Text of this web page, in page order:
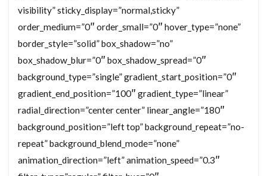
visibility” sticky_display=”normal,sticky”
order_medium=”0″ order_small=”0″ hover_type=”none”
border_style=”solid” box_shadow=”no”
box_shadow_blur=”0″ box_shadow_spread=”0″
background_type=”single” gradient_start_position=”0″
gradient_end_position=”100″ gradient_type=”linear”
radial_direction=”center center” linear_angle=”180″
background_position=”left top” background_repeat=”no-
repeat” background_blend_mode=”none”
animation_direction=”left” animation_speed=”0.3″